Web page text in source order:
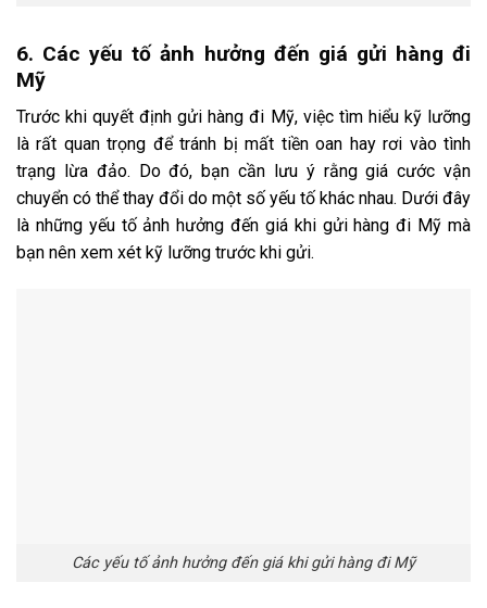
6. Các yếu tố ảnh hưởng đến giá gửi hàng đi
Mỹ
Trước khi quyết định gửi hàng đi Mỹ, việc tìm hiểu kỹ lưỡng
là rất quan trọng để tránh bị mất tiền oan hay rơi vào tình
trạng lừa đảo. Do đó, bạn cần lưu ý rằng giá cước vận
chuyển có thể thay đổi do một số yếu tố khác nhau. Dưới đây
là những yếu tố ảnh hưởng đến giá khi gửi hàng đi Mỹ mà
bạn nên xem xét kỹ lưỡng trước khi gửi.
Các yếu tố ảnh hưởng đến giá khi gửi hàng đi Mỹ